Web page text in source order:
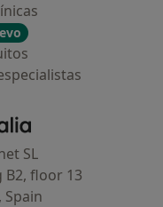
- Página de inicio
SL
B2, floor 13
Spain